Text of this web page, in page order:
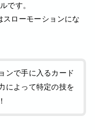
です。
ローモーションにな
ンで手に入るカード
によって特定の技を